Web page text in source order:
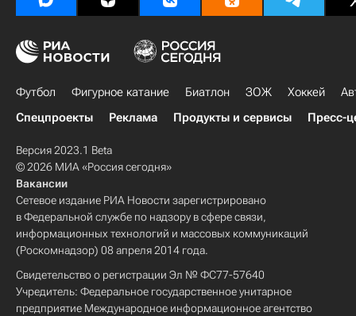
Футбол Фигурное катание Биатлон ЗОЖ Хоккей
Спецпроекты
Реклама Продукты и сервисы Пресс-
Версия 2023.1 Beta
© 2026 МИА «Россия сегодня»
Вакансии
Сетевое издание РИА Новости зарегистрировано
в Федеральной службе по надзору в сфере связи,
информационных технологий и массовых коммуникаций
(Роскомнадзор) 08 апреля 2014 года.
Свидетельство о регистрации Эл № ФС77-57640
Учредитель: Федеральное государственное унитарное
предприятие Международное информационное агентство